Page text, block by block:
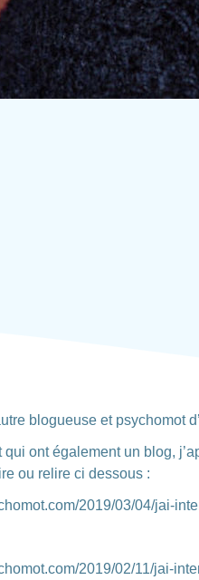
blogueuse et psychomot
qui ont également un blog,
ou relire ci dessous :
2019/03/04/jai-
2019/02/11/jai-